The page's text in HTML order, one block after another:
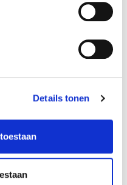
Details tonen
aan uw